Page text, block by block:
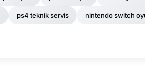
ps4 teknik servis nintendo switch